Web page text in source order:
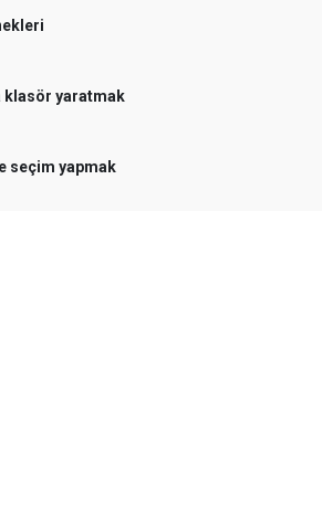
klasör yaratmak
seçim yapmak